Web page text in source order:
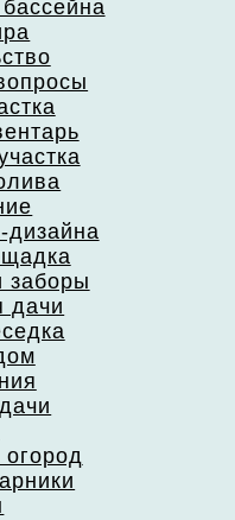
заборы
дачи